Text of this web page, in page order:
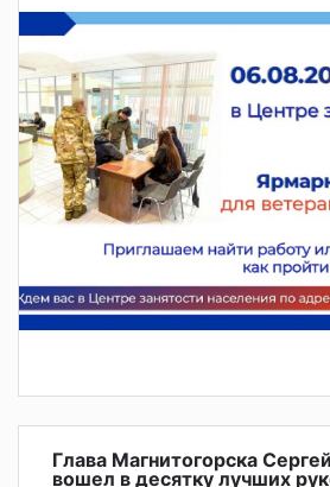
Глава Магнитогорска
вошел в десятку лучших